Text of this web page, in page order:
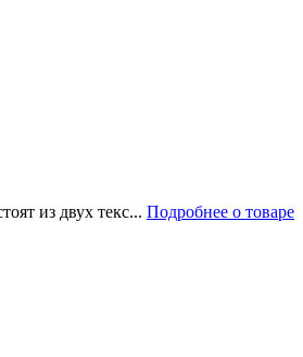
из двух текс... Подробнее о товаре